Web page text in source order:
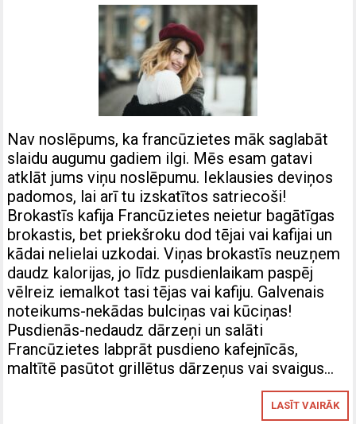
Nav noslēpums, ka francūzietes māk saglabāt
slaidu augumu gadiem ilgi. Mēs esam gatavi
atklāt jums viņu noslēpumu. Ieklausies deviņos
padomos, lai arī tu izskatītos satriecoši!
Brokastīs kafija Francūzietes neietur bagātīgas
brokastis, bet priekšroku dod tējai vai kafijai un
kādai nelielai uzkodai. Viņas brokastīs neuzņem
daudz kalorijas, jo līdz pusdienlaikam paspēj
vēlreiz iemalkot tasi tējas vai kafiju. Galvenais
noteikums-nekādas bulciņas vai kūciņas!
Pusdienās-nedaudz dārzeņi un salāti
Francūzietes labprāt pusdieno kafejnīcās,
maltītē pasūtot grillētus dārzeņus vai svaigus…
LASĪT VAIRĀK